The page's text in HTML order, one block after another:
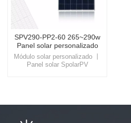
SPV290-PP2-60 265~290w
Panel solar personalizado
Módulo solar personalizado 丨
Panel solar SpolarPV
sostenibilidad para un futuro